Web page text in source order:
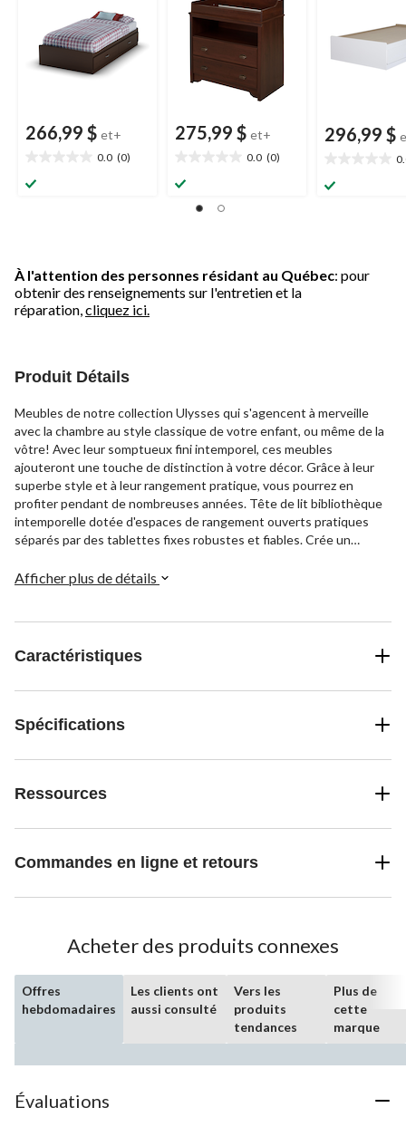
266,99 $ et+
0.0 (0)
étoile(s)
275,99 $ et+
0.0 (0)
étoile(s)
296,99 $
étoile(s)
À l'attention des personnes résidant au Québec: pour
obtenir des renseignements sur l'entretien et la
réparation, cliquez ici.
Produit Détails
Meubles de notre collection Ulysses qui s'agencent à merveille
avec la chambre au style classique de votre enfant, ou même de la
vôtre! Avec leur somptueux fini intemporel, ces meubles
ajouteront une touche de distinction à votre décor. Grâce à leur
superbe style et à leur rangement pratique, vous pourrez en
profiter pendant de nombreuses années. Tête de lit bibliothèque
intemporelle dotée d'espaces de rangement ouverts pratiques
séparés par des tablettes fixes robustes et fiables. Crée un
panneau arrière permet de faire passer les câbles afin d'en
Afficher plus de détails
Caractéristiques
Spécifications
Ressources
Commandes en ligne et retours
Acheter des produits connexes
Offres
hebdomadaires
Les clients ont
aussi consulté
Vers les
produits
tendances
Plus de
cette
marque
Évaluations